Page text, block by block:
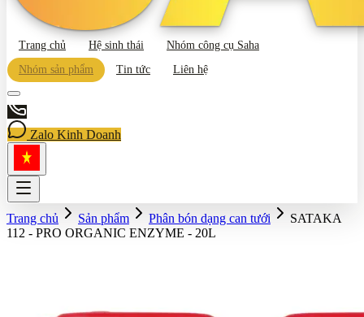
Trang chủ Hệ sinh thái
Nhóm công cụ Saha
Nhóm sản phẩm
Tin tức Liên hệ
Zalo Kinh Doanh
Trang chủ Sản phẩm Phân bón dạng can tưới
SATAKA
112 - PRO ORGANIC ENZYME - 20L